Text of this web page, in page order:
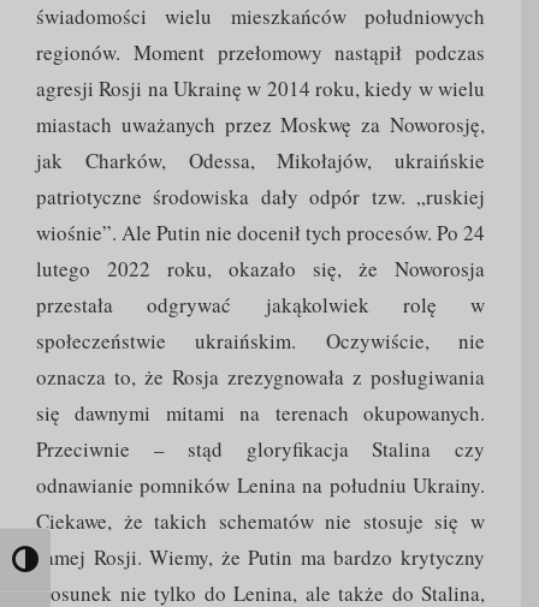
Toggle High Contrast
świadomości wielu mieszkańców południowych
regionów. Moment przełomowy nastąpił podczas
agresji Rosji na Ukrainę w 2014 roku, kiedy w wielu
miastach uważanych przez Moskwę za Noworosję,
jak Charków, Odessa, Mikołajów, ukraińskie
patriotyczne środowiska dały odpór tzw. „ruskiej
wiośnie”. Ale Putin nie docenił tych procesów. Po 24
lutego 2022 roku, okazało się, że Noworosja
przestała odgrywać jakąkolwiek rolę w
społeczeństwie ukraińskim. Oczywiście, nie
oznacza to, że Rosja zrezygnowała z posługiwania
się dawnymi mitami na terenach okupowanych.
Przeciwnie – stąd gloryfikacja Stalina czy
odnawianie pomników Lenina na południu Ukrainy.
Ciekawe, że takich schematów nie stosuje się w
samej Rosji. Wiemy, że Putin ma bardzo krytyczny
stosunek nie tylko do Lenina, ale także do Stalina,